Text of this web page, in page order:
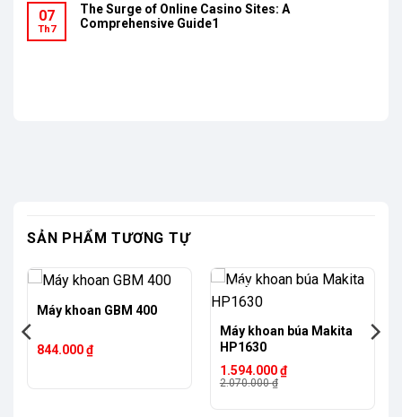
07
Th7
The Surge of Online Casino Sites: A
Comprehensive Guide1
SẢN PHẨM TƯƠNG TỰ
Máy khoan GBM 400
844.000₫
-23%
Máy khoan búa Makita
HP1630
2.070.000₫
Giá
gốc
1.594.000₫
Giá
hiện